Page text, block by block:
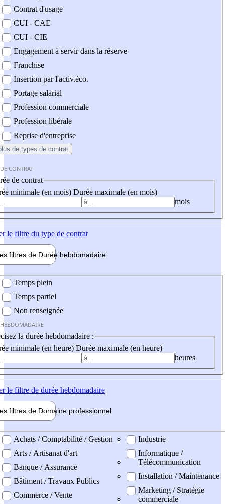
Contrat d'usage
CUI - CAE
CUI - CIE
Engagement à servir dans la réserve
Franchise
Insertion par l'activ.éco.
Portage salarial
Profession commerciale
Profession libérale
Reprise d'entreprise
de types de contrat
CONTRAT
de contrat
minimale (en mois) Durée maximale (en mois)
mois
le filtre du type de contrat
filtres de Durée hebdomadaire
Temps plein
Temps partiel
Non renseignée
la durée hebdomadaire :
minimale (en heure) Durée maximale (en heure)
heures
le filtre de durée hebdomadaire
filtres de Domaine professionnel
professionel
Achats / Comptabilité / Gestion
Arts / Artisanat d'art
Banque / Assurance
Bâtiment / Travaux Publics
Commerce / Vente
Industrie
Informatique /
Télécommunication
Installation / Maintenance
Marketing / Stratégie
commerciale